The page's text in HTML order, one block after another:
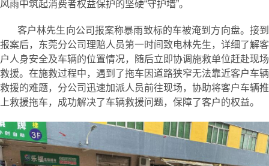
风雨中筑起消费者权益保护的坚硬“守护墙”。
客户林先生向公司报案称暴雨致标的车被淹到方向盘。接到
报案后，东莞分公司理赔人员第一时间致电林先生，详细了解客
户人身安全及车辆的位置情况，随后立即协调施救单位赶赴现场
救援。在施救过程中，遇到了拖车因道路狭窄无法靠近客户车辆
救援的难题，分公司迅速加派人员前往现场，协助将客户车辆推
上救援拖车，成功解决了车辆救援问题，保障了客户的权益。